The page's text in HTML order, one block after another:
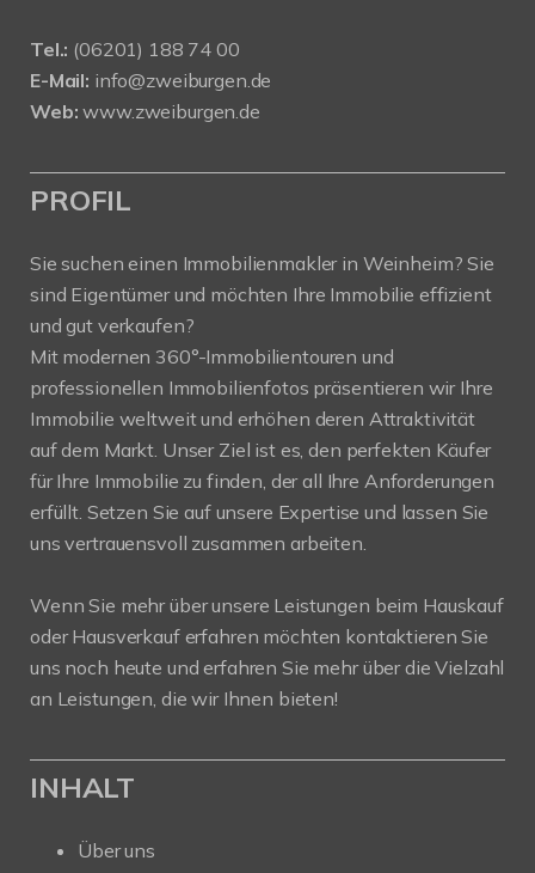
Tel.: (06201) 188 74 00
E-Mail: info@zweiburgen.de
Web: www.zweiburgen.de
PROFIL
Sie suchen einen Immobilienmakler in Weinheim? Sie
sind Eigentümer und möchten Ihre Immobilie effizient
und gut verkaufen?
Mit modernen 360°-Immobilientouren und
professionellen Immobilienfotos präsentieren wir Ihre
Immobilie weltweit und erhöhen deren Attraktivität
auf dem Markt. Unser Ziel ist es, den perfekten Käufer
für Ihre Immobilie zu finden, der all Ihre Anforderungen
erfüllt. Setzen Sie auf unsere Expertise und lassen Sie
uns vertrauensvoll zusammen arbeiten.
Wenn Sie mehr über unsere Leistungen beim Hauskauf
oder Hausverkauf erfahren möchten kontaktieren Sie
uns noch heute und erfahren Sie mehr über die Vielzahl
an Leistungen, die wir Ihnen bieten!
INHALT
Über uns